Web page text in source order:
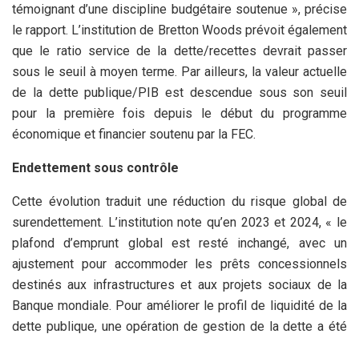
témoignant d’une discipline budgétaire soutenue », précise
le rapport. L’institution de Bretton Woods prévoit également
que le ratio service de la dette/recettes devrait passer
sous le seuil à moyen terme. Par ailleurs, la valeur actuelle
de la dette publique/PIB est descendue sous son seuil
pour la première fois depuis le début du programme
économique et financier soutenu par la FEC.
Endettement sous contrôle
Cette évolution traduit une réduction du risque global de
surendettement. L’institution note qu’en 2023 et 2024, « le
plafond d’emprunt global est resté inchangé, avec un
ajustement pour accommoder les prêts concessionnels
destinés aux infrastructures et aux projets sociaux de la
Banque mondiale. Pour améliorer le profil de liquidité de la
dette publique, une opération de gestion de la dette a été